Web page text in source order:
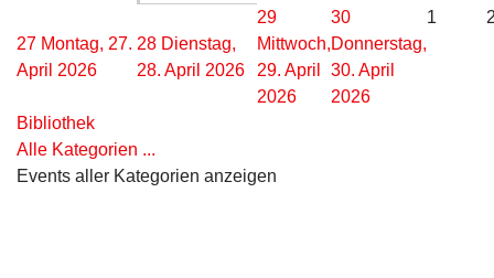
27 Montag, 27.
April 2026
28 Dienstag,
28. April 2026
29
Mittwoch,
29. April
2026
30
Donnerstag,
30. April
2026
1
Bibliothek
Alle Kategorien ...
Events aller Kategorien anzeigen